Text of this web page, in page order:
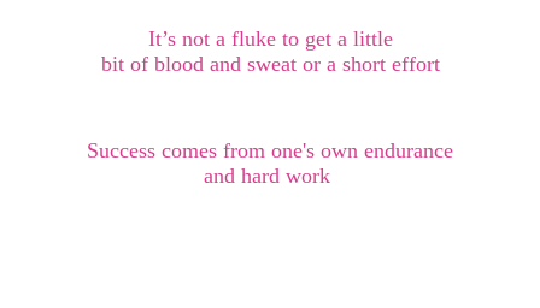
It’s not a fluke to get a little
bit of blood and sweat or a short effort
Success comes from one's own endurance
and hard work